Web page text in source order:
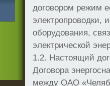
договором режим
электропроводки,
оборудования,
электрической
1.2. Настоящий
Договора
между ОАО